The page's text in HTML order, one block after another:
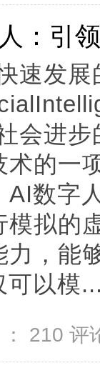
：引
速发
会进
的一
AI数字
拟的
，能
可以模
210 评